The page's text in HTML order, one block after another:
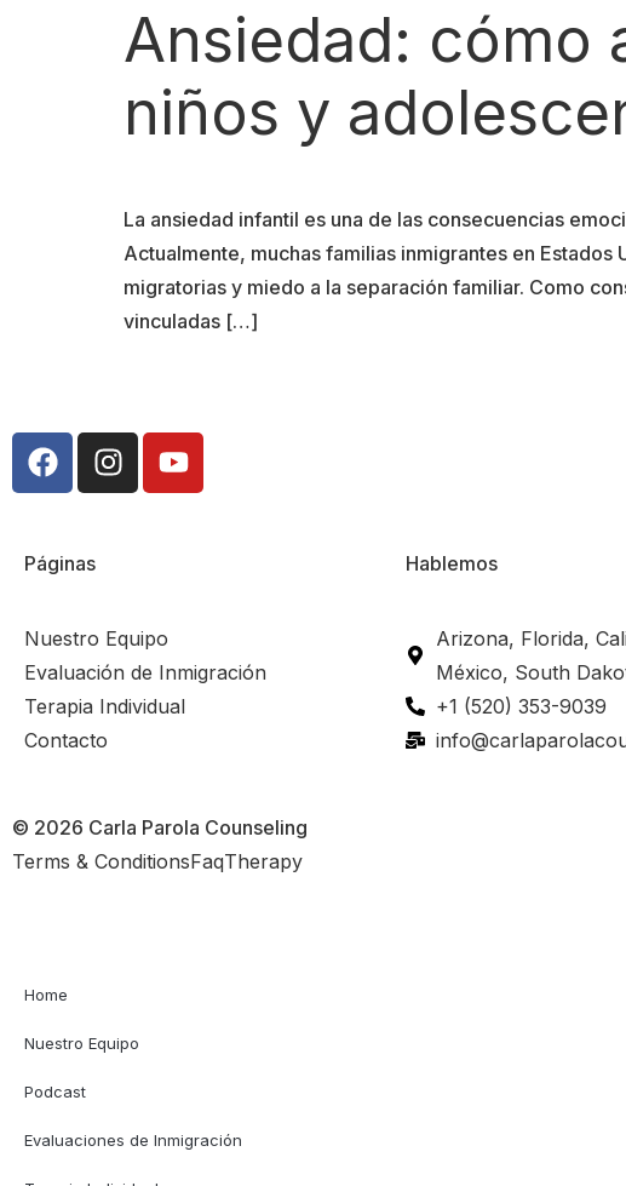
Ansiedad: cómo
niños y
La ansiedad infantil es una de las consecuencias
Actualmente, muchas familias inmigrantes en
migratorias y miedo a la separación familiar. Como
vinculadas […]
Páginas
Nuestro Equipo
Evaluación de Inmigración
Terapia Individual
Contacto
Hablemos
Arizona, Florida,
México, South
+1 (520) 353-9039
© 2026 Carla Parola Counseling
Terms & ConditionsFaqTherapy
Home
Nuestro Equipo
Podcast
Evaluaciones de Inmigración